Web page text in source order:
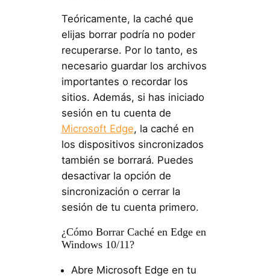
Teóricamente, la caché que
elijas borrar podría no poder
recuperarse. Por lo tanto, es
necesario guardar los archivos
importantes o recordar los
sitios. Además, si has iniciado
sesión en tu cuenta de
Microsoft Edge, la caché en
los dispositivos sincronizados
también se borrará. Puedes
desactivar la opción de
sincronización o cerrar la
sesión de tu cuenta primero.
¿Cómo Borrar Caché en Edge en
Windows 10/11?
Abre Microsoft Edge en tu